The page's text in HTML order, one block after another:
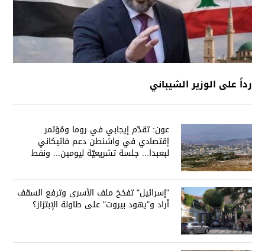
رداً على الوزير الشيباني
عون: تقدّم إيجابي في روما ومُؤتمر
إقتصادي في واشنطن دعم فاتيكاني
لبعبدا... جلسة تشريعيّة ليومين... ونفط
"إسرائيل" تفخخ ملف الأسرى وترفع السقف
أراد و"يهود بيروت" على طاولة الإبتزاز؟